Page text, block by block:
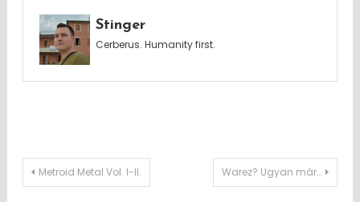
Stinger
Cerberus. Humanity first.
Post
Metroid Metal Vol. I-II. Warez? Ugyan már…